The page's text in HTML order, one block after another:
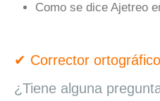
Como se dice Ajetreo
✔ Corrector
¿Tiene alguna